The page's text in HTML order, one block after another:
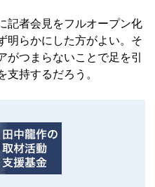
記者会見をフルオープン化
明らかにした方がよい。そ
がつまらないことで足を引
支持するだろう。